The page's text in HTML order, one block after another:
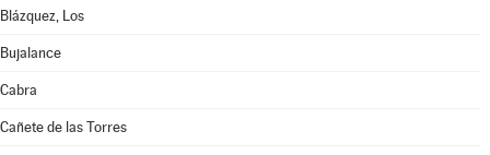
Blázquez, Los
Bujalance
Cabra
Cañete de las Torres